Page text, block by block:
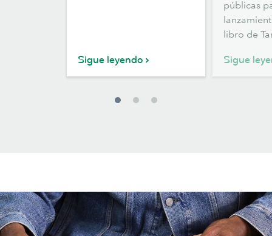
Sigue leyendo
relaciones
perfecta
públicas
libro de
Sigue